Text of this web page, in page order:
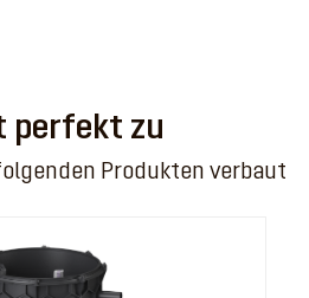
perfekt zu
Produkten verbaut